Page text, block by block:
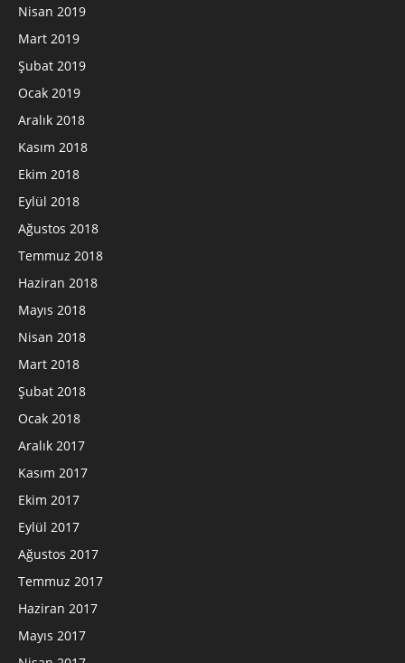
Nisan 2019
Mart 2019
Şubat 2019
Ocak 2019
Aralık 2018
Kasım 2018
Ekim 2018
Eylül 2018
Ağustos 2018
Temmuz 2018
Haziran 2018
Mayıs 2018
Nisan 2018
Mart 2018
Şubat 2018
Ocak 2018
Aralık 2017
Kasım 2017
Ekim 2017
Eylül 2017
Ağustos 2017
Temmuz 2017
Haziran 2017
Mayıs 2017